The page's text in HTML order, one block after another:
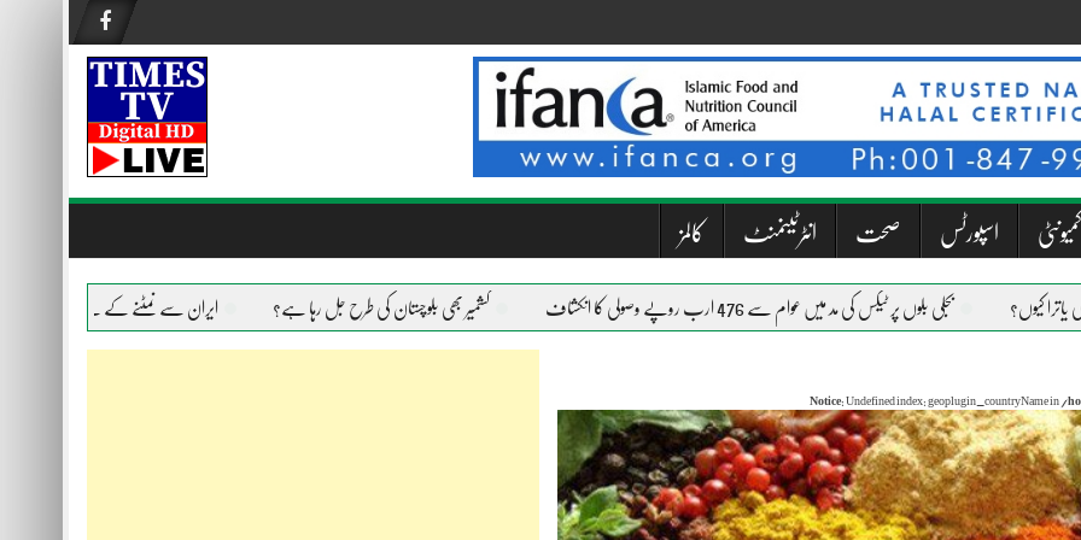
کمیونٹی اسپورٹس صحت انٹرٹینمنٹ کالمز
بجلی بلوں پر ٹیکس کی مد میں عوام سے 476 ارب روپے وصولی کا انکشاف کشمیر بھی بلوچستان کی طرح جل رہا ہے؟ ایران سے نمٹنے کے لیے امریکا ہر ہتھیار
Notice: Undefined index: geoplugin_countryName in /